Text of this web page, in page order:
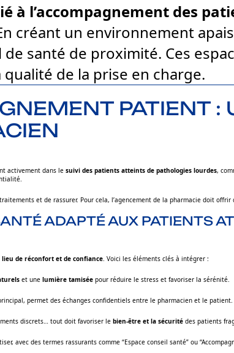
à l’accompagnement des
créant un environnement
santé de proximité. Ces
de la prise en charge.
PATIENT :
activement dans le suivi des patients atteints de pathologies lourdes,
traitements et de rassurer. Pour cela, l’agencement de la pharmacie doit
ADAPTÉ AUX PATIENTS
de réconfort et de confiance . Voici les éléments clés à intégrer :
et une lumière tamisée pour réduire le stress et favoriser la sérénité.
permet des échanges confidentiels entre le pharmacien et le patient.
discrets… tout doit favoriser le bien-être et la sécurité des patients
avec des termes rassurants comme “Espace conseil santé” ou